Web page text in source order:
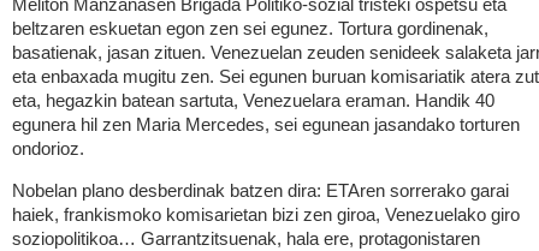
Meliton Manzanasen Brigada Politiko-sozial tristeki ospetsu eta
beltzaren eskuetan egon zen sei egunez. Tortura gordinenak,
basatienak, jasan zituen. Venezuelan zeuden senideek salaketa
eta enbaxada mugitu zen. Sei egunen buruan komisariatik atera
eta, hegazkin batean sartuta, Venezuelara eraman. Handik 40
egunera hil zen Maria Mercedes, sei egunean jasandako torturen
ondorioz.
Nobelan plano desberdinak batzen dira: ETAren sorrerako garai
haiek, frankismoko komisarietan bizi zen giroa, Venezuelako giro
soziopolitikoa… Garrantzitsuenak, hala ere, protagonistaren